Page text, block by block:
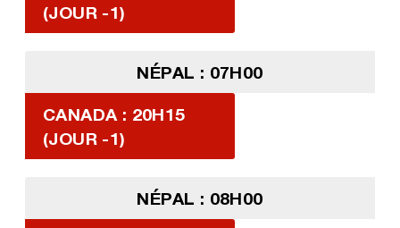
(JOUR -1)
NÉPAL : 07H00
CANADA : 20H15
(JOUR -1)
NÉPAL : 08H00